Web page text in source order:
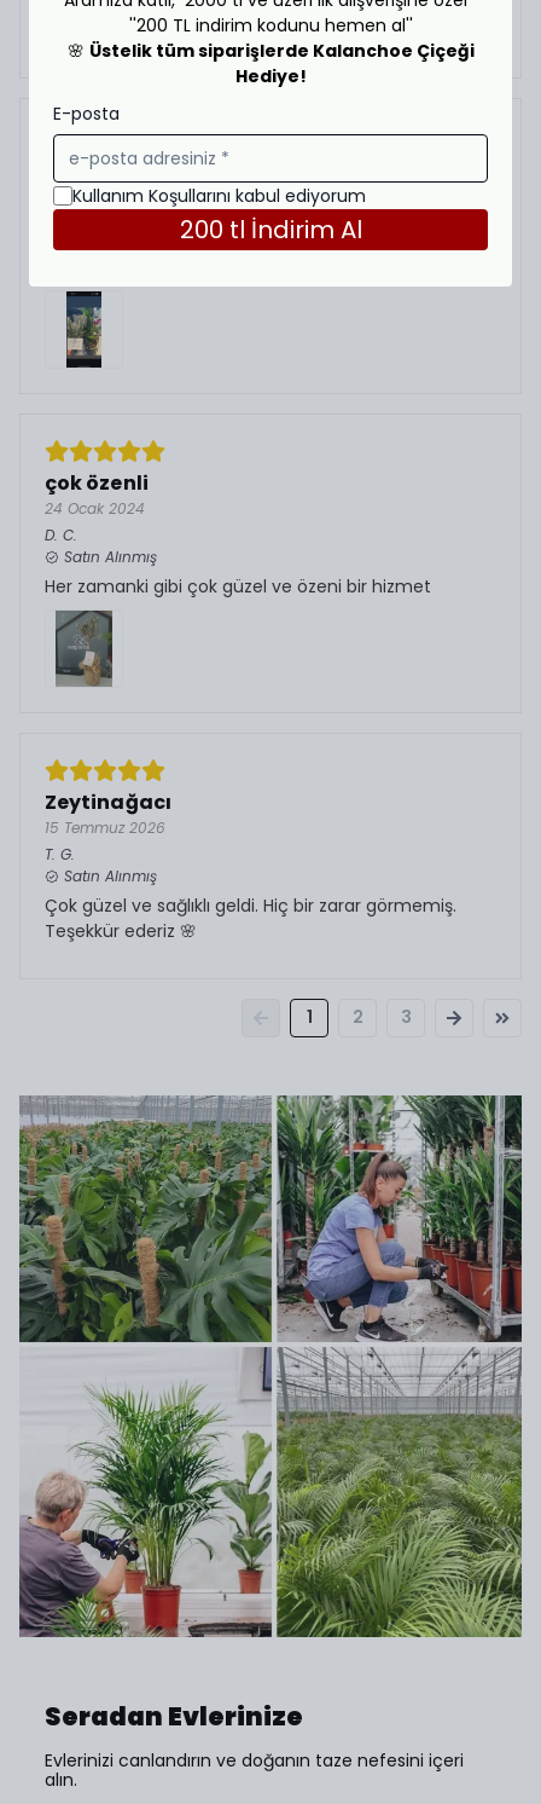
15 Şubat 2024
D. C.
Satın Alınmış
Özenli bir şekilde hazırlayıp gönderdiğiniz güzel
çok özenli
24 Ocak 2024
D. C.
Satın Alınmış
Her zamanki gibi çok güzel ve özeni bir hizmet
Zeytinağacı
15 Temmuz 2026
T. G.
Satın Alınmış
Çok güzel ve sağlıklı geldi. Hiç bir zarar görmemiş.
Teşekkür ederiz 🌸
1 2 3
Seradan Evlerinize
Evlerinizi canlandırın ve doğanın taze nefesini içeri
alın.
''200 TL indirim kodunu hemen al''
🌸 Üstelik tüm siparişlerde Kalanchoe Çiçeği
Hediye!
E-posta
Kullanım Koşullarını kabul ediyorum
200 tl İndirim Al